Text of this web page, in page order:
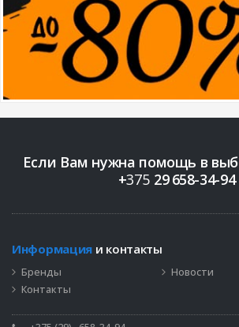
Если Вам нужна помощь в
+375 29658-34-94
Информация и контакты
Бренды
Новости
Контакты